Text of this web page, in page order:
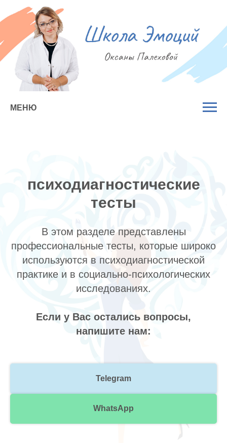
МЕНЮ
психодиагностические
тесты
В этом разделе представлены
профессиональные тесты, которые широко
используются в психодиагностической
практике и в социально-психологических
исследованиях.
Если у Вас остались вопросы,
напишите нам:
Telegram
WhatsApp